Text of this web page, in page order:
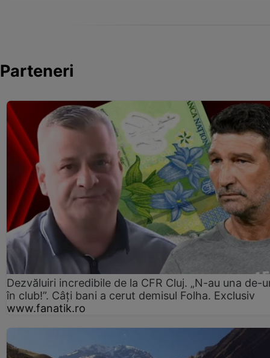
Parteneri
Dezvăluiri incredibile de la CFR Cluj. „N-au una de-
în club!”. Câți bani a cerut demisul Folha. Exclusiv
www.fanatik.ro